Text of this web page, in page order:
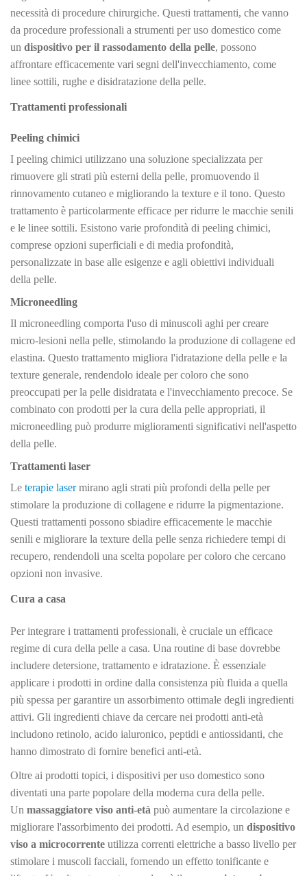
necessità di procedure chirurgiche. Questi trattamenti, che vanno
da procedure professionali a strumenti per uso domestico come
un dispositivo per il rassodamento della pelle, possono
affrontare efficacemente vari segni dell'invecchiamento, come
linee sottili, rughe e disidratazione della pelle.
Trattamenti professionali
Peeling chimici
I peeling chimici utilizzano una soluzione specializzata per
rimuovere gli strati più esterni della pelle, promuovendo il
rinnovamento cutaneo e migliorando la texture e il tono. Questo
trattamento è particolarmente efficace per ridurre le macchie senili
e le linee sottili. Esistono varie profondità di peeling chimici,
comprese opzioni superficiali e di media profondità,
personalizzate in base alle esigenze e agli obiettivi individuali
della pelle.
Microneedling
Il microneedling comporta l'uso di minuscoli aghi per creare
micro-lesioni nella pelle, stimolando la produzione di collagene ed
elastina. Questo trattamento migliora l'idratazione della pelle e la
texture generale, rendendolo ideale per coloro che sono
preoccupati per la pelle disidratata e l'invecchiamento precoce. Se
combinato con prodotti per la cura della pelle appropriati, il
microneedling può produrre miglioramenti significativi nell'aspetto
della pelle.
Trattamenti laser
Le terapie lasermirano agli strati più profondi della pelle per
stimolare la produzione di collagene e ridurre la pigmentazione.
Questi trattamenti possono sbiadire efficacemente le macchie
senili e migliorare la texture della pelle senza richiedere tempi di
recupero, rendendoli una scelta popolare per coloro che cercano
opzioni non invasive.
Cura a casa
Per integrare i trattamenti professionali, è cruciale un efficace
regime di cura della pelle a casa. Una routine di base dovrebbe
includere detersione, trattamento e idratazione. È essenziale
applicare i prodotti in ordine dalla consistenza più fluida a quella
più spessa per garantire un assorbimento ottimale degli ingredienti
attivi. Gli ingredienti chiave da cercare nei prodotti anti-età
includono retinolo, acido ialuronico, peptidi e antiossidanti, che
hanno dimostrato di fornire benefici anti-età.
Oltre ai prodotti topici, i dispositivi per uso domestico sono
diventati una parte popolare della moderna cura della pelle.
Un massaggiatore viso anti-età può aumentare la circolazione e
migliorare l'assorbimento dei prodotti. Ad esempio, un dispositivo
viso a microcorrente utilizza correnti elettriche a basso livello per
stimolare i muscoli facciali, fornendo un effetto tonificante e